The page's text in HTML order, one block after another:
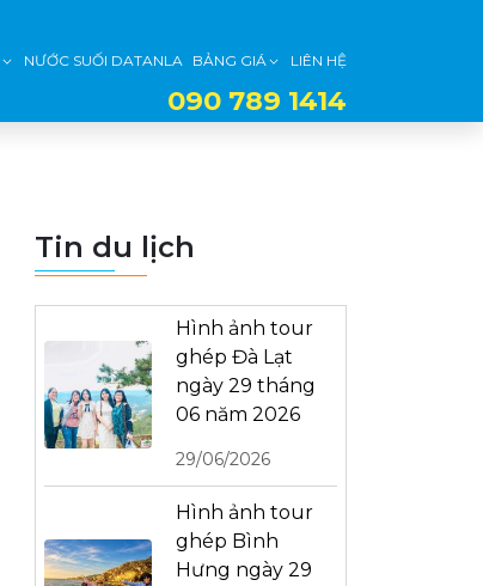
NƯỚC SUỐI DATANLA BẢNG GIÁ LIÊN HỆ
090 789 1414
Tin du lịch
Hình ảnh tour
ghép Đà Lạt
ngày 29 tháng
06 năm 2026
29/06/2026
Hình ảnh tour
ghép Bình
Hưng ngày 29